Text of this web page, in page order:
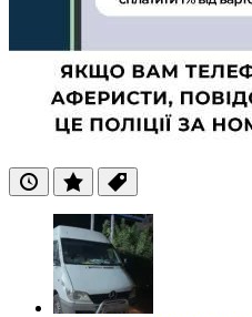
ОстанніПопулярні
Теги